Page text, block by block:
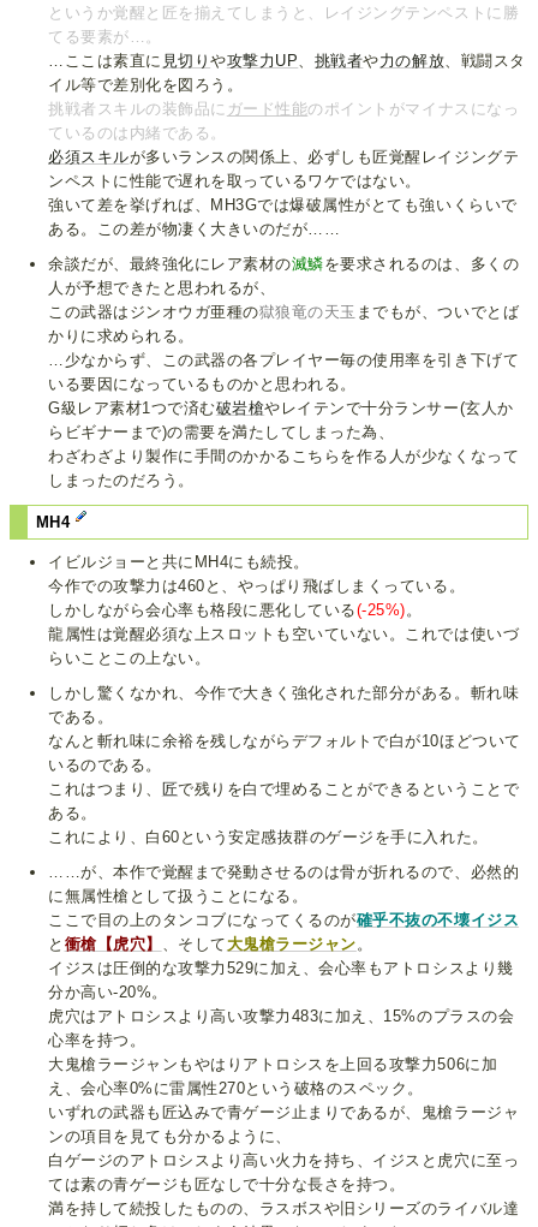
というか覚醒と匠を揃えてしまうと、レイジングテンペストに勝
てる要素が…。
…ここは素直に 見切りや攻撃力UP、 挑戦者や力の解放、戦闘スタ
イル等で差別化を図ろう。
挑戦者スキルの装飾品に ガード性能のポイントがマイナスになっ
ているのは内緒である。
必須スキルが多いランスの関係上、必ずしも匠覚醒レイジングテ
ンペストに性能で遅れを取っているワケではない。
強いて差を挙げれば、MH3Gでは爆破属性がとても強いくらいで
ある。この差が物凄く大きいのだが……
余談だが、最終強化にレア素材の滅鱗を要求されるのは、多くの
人が予想できたと思われるが、
この武器はジンオウガ亜種の獄狼竜の天玉 までもが、ついでとば
かりに求められる。
…少なからず、この武器の各プレイヤー毎の使用率を引き下げて
いる要因になっているものかと思われる。
G級レア素材1つで済む破岩槍やレイテンで十分ランサー(玄人か
らビギナーまで)の需要を満たしてしまった為、
わざわざより製作に手間のかかるこちらを作る人が少なくなって
しまったのだろう。
MH4
イビルジョーと共にMH4にも続投。
今作での攻撃力は460と、やっぱり飛ばしまくっている。
しかしながら会心率も格段に悪化している(-25%) 。
龍属性は覚醒必須な上スロットも空いていない。これでは使いづ
らいことこの上ない。
しかし驚くなかれ、今作で大きく強化された部分がある。斬れ味
である。
なんと斬れ味に余裕を残しながらデフォルトで白が10ほどついて
いるのである。
これはつまり、 匠で残りを白で埋めることができるということで
ある。
これにより、白60という安定感抜群のゲージを手に入れた。
……が、本作で覚醒まで発動させるのは骨が折れるので、必然的
に無属性槍として扱うことになる。
ここで目の上のタンコブになってくるのが確乎不抜の不壊イジス
と 衝槍【虎穴】 、そして大鬼槍ラージャン。
イジスは圧倒的な攻撃力529に加え、会心率もアトロシスより幾
分か高い-20%。
虎穴はアトロシスより高い攻撃力483に加え、15%のプラスの会
心率を持つ。
大鬼槍ラージャンもやはりアトロシスを上回る攻撃力506に加
え、会心率0%に雷属性270という破格のスペック。
いずれの武器も匠込みで青ゲージ止まりであるが、鬼槍ラージャ
ンの項目を見ても分かるように、
白ゲージのアトロシスより高い火力を持ち、イジスと虎穴に至っ
ては素の青ゲージも匠なしで十分な長さを持つ。
満を持して続投したものの、ラスボスや旧シリーズのライバル達